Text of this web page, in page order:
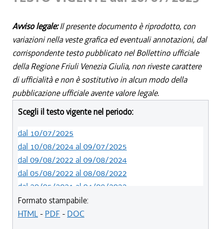
Avviso legale:Il presente documento è riprodotto, con
variazioni nella veste grafica ed eventuali annotazioni, dal
corrispondente testo pubblicato nel Bollettino ufficiale
della Regione Friuli Venezia Giulia, non riveste carattere
di ufficialità e non è sostitutivo in alcun modo della
pubblicazione ufficiale avente valore legale.
Scegli il testo vigente nel periodo:
dal 10/07/2025
dal 10/08/2024 al 09/07/2025
dal 09/08/2022 al 09/08/2024
dal 05/08/2022 al 08/08/2022
dal 20/05/2021 al 04/08/2022
dal 10/08/2019 al 19/05/2021
dal 22/06/2019 al 09/08/2019
Formato stampabile:
HTML- PDF - DOC